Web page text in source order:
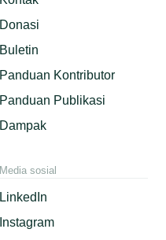
Donasi
Buletin
Panduan Kontributor
Panduan Publikasi
Dampak
Media sosial
LinkedIn
Instagram